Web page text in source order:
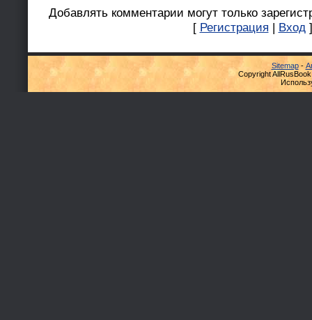
Добавлять комментарии могут только
[ Регистрация | Вход ]
Sitemap-
Copyright